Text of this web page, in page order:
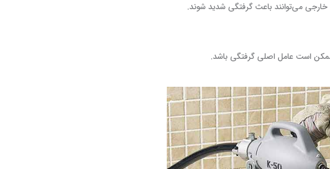
خارجی می‌توانند باعث گرفتگی شدید شوند.
است عامل اصلی گرفتگی باشد.